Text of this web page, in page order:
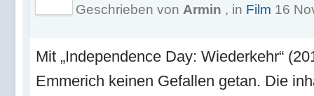
Geschrieben von Armin , in Film 16
Mit „Independence Day: Wiederkehr“
Emmerich keinen Gefallen getan. Die